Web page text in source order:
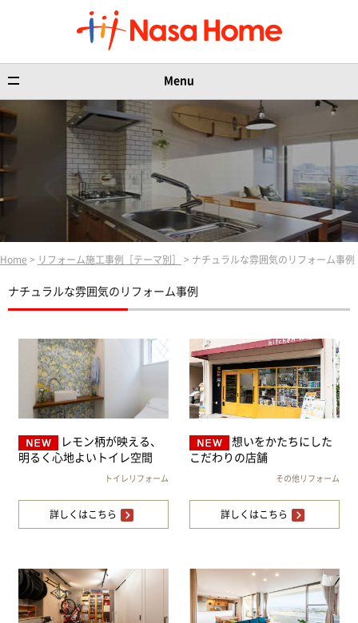
Menu
Home > リフォーム施工事例［テーマ別］ > ナチュラルな雰囲気のリフォーム事例
ナチュラルな雰囲気のリフォーム事例
レモン柄が映える、
明るく心地よいトイレ空間
トイレリフォーム
詳しくはこちら
想いをかたちにした
こだわりの店舗
その他リフォーム
詳しくはこちら